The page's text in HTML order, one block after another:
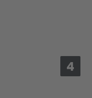
4